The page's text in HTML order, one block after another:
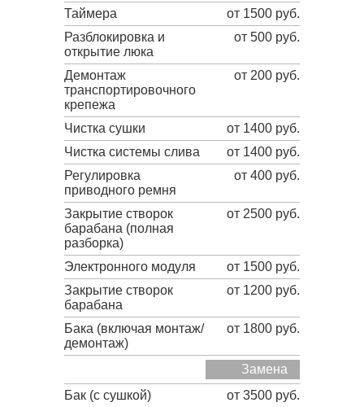
Таймера
от 1500 руб.
Разблокировка и
открытие люка
от 500 руб.
Демонтаж
транспортировочного
крепежа
от 200 руб.
Чистка сушки
от 1400 руб.
Чистка системы слива
от 1400 руб.
Регулировка
приводного ремня
от 400 руб.
Закрытие створок
барабана (полная
разборка)
от 2500 руб.
Электронного модуля
от 1500 руб.
Закрытие створок
барабана
от 1200 руб.
Бака (включая монтаж/
демонтаж)
от 1800 руб.
Замена
Бак (с сушкой)
от 3500 руб.